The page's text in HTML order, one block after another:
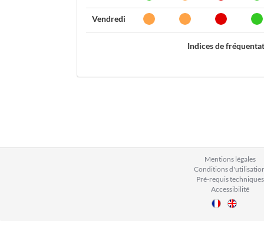
Vendredi
Indices de
Mentions légales
Conditions
Pré-requis techniques
Accessibilité